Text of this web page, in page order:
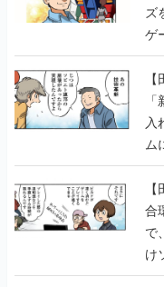
ズ
ゲ
【
入
ム
の
合
で
け
に